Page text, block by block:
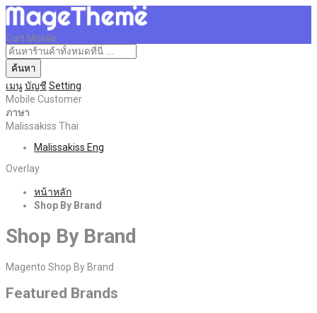
Cart Mobile
ค้นหา
เมนูบัญชี Setting
Mobile Customer
ภาษา
Malissakiss Thai
Malissakiss Eng
Overlay
หน้าหลัก
Shop By Brand
Shop By Brand
Magento Shop By Brand
Featured Brands